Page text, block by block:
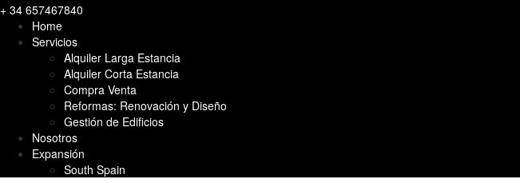
+ 34 657467840
Home
Servicios
Alquiler Larga Estancia
Alquiler Corta Estancia
Compra Venta
Reformas: Renovación y Diseño
Gestión de Edificios
Nosotros
Expansión
South Spain